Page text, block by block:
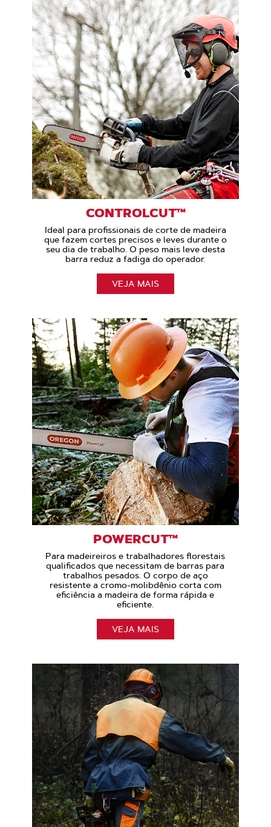
CONTROLCUT™
Ideal para profissionais de corte de madeira
que fazem cortes precisos e leves durante o
seu dia de trabalho. O peso mais leve desta
barra reduz a fadiga do operador.
VEJA MAIS
POWERCUT™
Para madeireiros e trabalhadores florestais
qualificados que necessitam de barras para
trabalhos pesados. O corpo de aço
resistente a cromo-molibdênio corta com
eficiência a madeira de forma rápida e
eficiente.
VEJA MAIS